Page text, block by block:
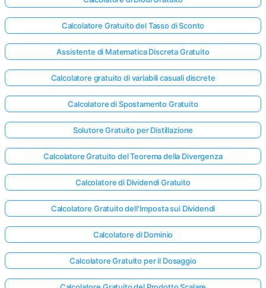
Accedi
Calcolatore Gratuito del Tasso di Sconto
Assistente di Matematica Discreta Gratuito
Calcolatore gratuito di variabili casuali discrete
Calcolatore di Spostamento Gratuito
Solutore Gratuito per Distillazione
Calcolatore Gratuito del Teorema della Divergenza
Calcolatore di Dividendi Gratuito
Calcolatore Gratuito dell'Imposta sui Dividendi
Calcolatore di Dominio
Calcolatore Gratuito per il Dosaggio